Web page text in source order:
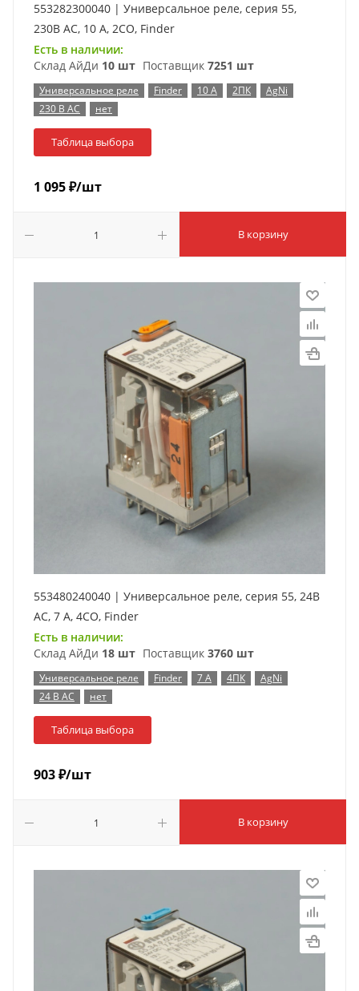
553282300040 | Универсальное реле, серия 55,
230В AC, 10 А, 2CO, Finder
Есть в наличии:
Склад АйДи 10 шт Поставщик 7251 шт
Универсальное реле Finder 10 А 2ПК
AgNi
230 В AC
нет
Таблица выбора
1 095₽/шт
В корзину
553480240040 | Универсальное реле, серия 55, 24В
AC, 7 А, 4CO, Finder
Есть в наличии:
Склад АйДи 18 шт Поставщик 3760 шт
Универсальное реле Finder 7 А 4ПК
AgNi
24 В AC
нет
Таблица выбора
903₽/шт
В корзину